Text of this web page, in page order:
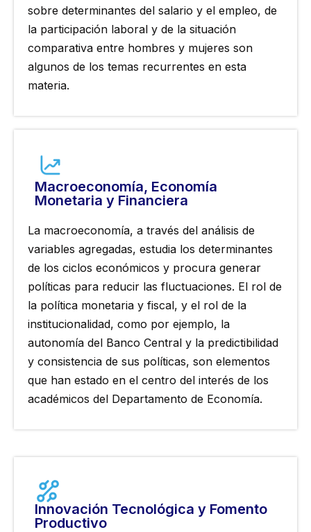
sobre determinantes del salario y el empleo, de
la participación laboral y de la situación
comparativa entre hombres y mujeres son
algunos de los temas recurrentes en esta
materia.
Macroeconomía, Economía
Monetaria y Financiera
La macroeconomía, a través del análisis de
variables agregadas, estudia los determinantes
de los ciclos económicos y procura generar
políticas para reducir las fluctuaciones. El rol de
la política monetaria y fiscal, y el rol de la
institucionalidad, como por ejemplo, la
autonomía del Banco Central y la predictibilidad
y consistencia de sus políticas, son elementos
que han estado en el centro del interés de los
académicos del Departamento de Economía.
Innovación Tecnológica y Fomento
Productivo